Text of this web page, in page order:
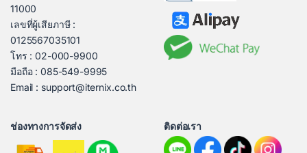
11000
เลขที่ผู้เสียภาษี :
0125567035101
โทร : 02-000-9900
มือถือ : 085-549-9995
Email : support@iternix.co.th
ช่องทางการจัดส่ง ติดต่อเรา